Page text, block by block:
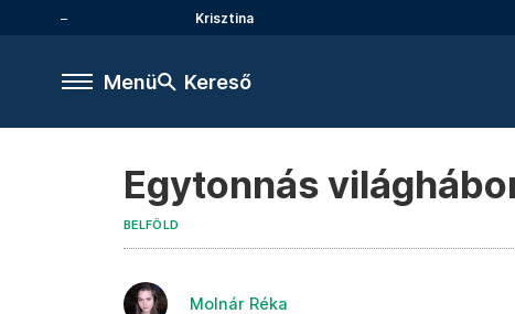
Krisztina
Menü Kereső
Egytonnás
BELFÖLD
Molnár Réka